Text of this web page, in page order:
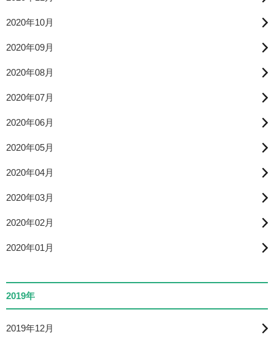
2020年10月
2020年09月
2020年08月
2020年07月
2020年06月
2020年05月
2020年04月
2020年03月
2020年02月
2020年01月
2019年
2019年12月